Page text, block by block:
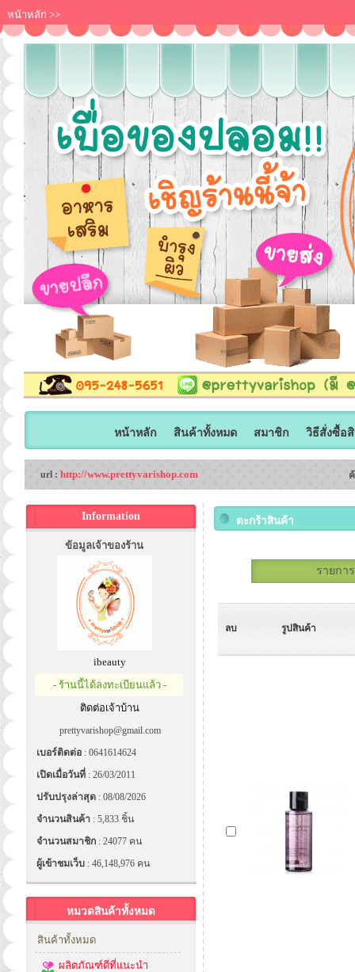
หน้าหลัก >>
หน้าหลัก สินค้าทั้งหมด สมาชิก วิธีสั่งซื้อ
url : http://www.prettyvarishop.com
Information
ข้อมูลเจ้าของร้าน
ibeauty
- ร้านนี้ได้ลงทะเบียนแล้ว -
ติดต่อเจ้าบ้าน
prettyvarishop@gmail.com
เบอร์ติดต่อ : 0641614624
เปิดเมื่อวันที่ : 26/03/2011
ปรับปรุงล่าสุด : 08/08/2026
จำนวนสินค้า : 5,833 ชิ้น
จำนวนสมาชิก : 24077 คน
ผู้เข้าชมเว็บ : 46,148,976 คน
หมวดสินค้าทั้งหมด
สินค้าทั้งหมด
ผลิตภัณฑ์ดีที่แนะนำ
ตะกร้าสินค้า
รายกา
ลบ รูปสินค้า